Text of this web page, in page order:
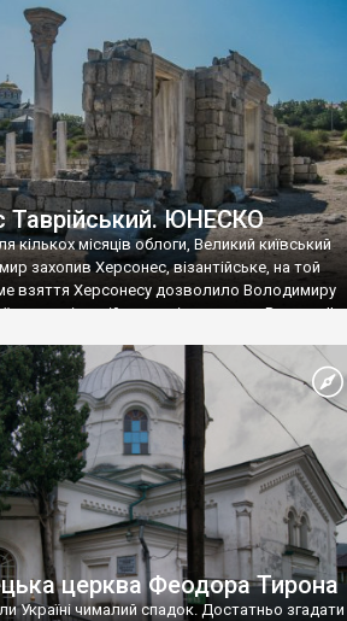
доби. Раритети викрадені з фондів об’єкту
ЮНЕСКО «Херсонеса Таврійського».
«Золото Візантії», але експерти та
вважають це лише […]
Таврійський. ЮНЕСКО
кількох місяців облоги, Великий київський
захопив Херсонес, візантійське, на той
взяття Херсонесу дозволило Володимиру
умови візантійському імператору Василю ІІ,
язичник, став Василем-
А потім було Хрещення Русі. На честь
названо місто […]
церква Феодора Тирона
Україні чималий спадок. Достатньо згадати